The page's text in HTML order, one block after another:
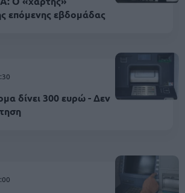
επόμενης εβδομάδας
δίνει 300 ευρώ - Δεν